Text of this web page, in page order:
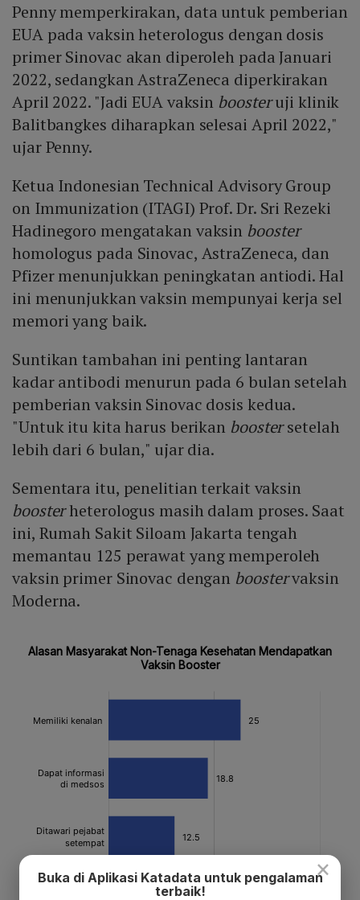
Penny memperkirakan, data untuk pemberian
EUA pada vaksin heterologus dengan dosis
primer Sinovac akan diperoleh pada Januari
2022, sedangkan AstraZeneca diperkirakan
April 2022. "Jadi EUA vaksin boosteruji klinik
Balitbangkes diharapkan selesai April 2022,"
ujar Penny.
Ketua Indonesian Technical Advisory Group
on Immunization (ITAGI) Prof. Dr. Sri Rezeki
Hadinegoro mengatakan vaksin booster
homologus pada Sinovac, AstraZeneca, dan
Pfizer menunjukkan peningkatan antiodi. Hal
ini menunjukkan vaksin mempunyai kerja sel
memori yang baik.
Suntikan tambahan ini penting lantaran
kadar antibodi menurun pada 6 bulan setelah
pemberian vaksin Sinovac dosis kedua.
"Untuk itu kita harus berikan boostersetelah
lebih dari 6 bulan," ujar dia.
Sementara itu, penelitian terkait vaksin
boosterheterologus masih dalam proses. Saat
ini, Rumah Sakit Siloam Jakarta tengah
memantau 125 perawat yang memperoleh
vaksin primer Sinovac dengan boostervaksin
Moderna.
×
Buka di Aplikasi Katadata untuk pengalaman
terbaik!